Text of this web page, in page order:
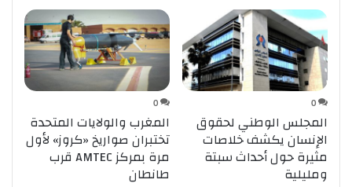
0
المجلس الوطني لحقوق
الإنسان يكشف خلاصات
مثيرة حول أحداث سبتة
ومليلية
0
المغرب والولايات المتحدة
تختبران صواريخ «كروز» لأول
مرة بمركز AMTEC قرب
طانطان